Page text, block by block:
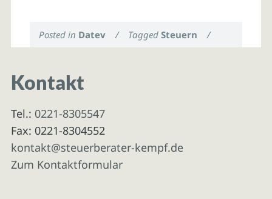
Posted in Datev / TaggedSteuern /
Kontakt
Tel.: 0221-8305547
Fax: 0221-8304552
kontakt@steuerberater-kempf.de
Zum Kontaktformular